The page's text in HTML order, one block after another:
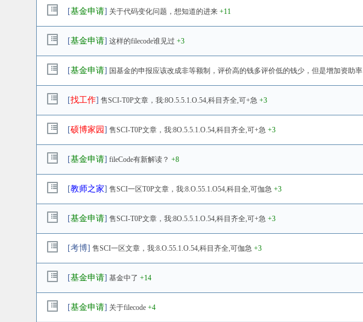
[基金申请] 关于代码变化问题，想知道的进来 +11
[基金申请] 这样的filecode谁见过 +3
[基金申请] 国基金的申报应该改成非等额制，评价高的钱多评价低的钱少，但是增加资助率
[找工作] 售SCI-T0P文章，我:8O.5.5.1.O.54,科目齐全,可+急 +3
[硕博家园 ] 售SCI-T0P文章，我:8O.5.5.1.O.54,科目齐全,可+急 +3
[基金申请] fileCode有新解读？ +8
[教师之家] 售SCI一区T0P文章，我:8.O.55.1.O54,科目全,可伽急 +3
[基金申请] 售SCI-T0P文章，我:8O.5.5.1.O.54,科目齐全,可+急 +3
[考博] 售SCI一区文章，我:8.O.55.1.O.54,科目齐全,可伽急 +3
[基金申请] 基金中了 +14
[基金申请] 关于filecode +4